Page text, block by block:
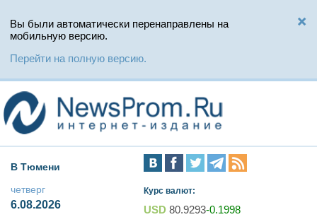
Вы были автоматически перенаправлены на
мобильную версию.
Перейти на полную версию.
В Тюмени
четверг
6.08.2026
Курс валют:
USD 80.9293-0.1998